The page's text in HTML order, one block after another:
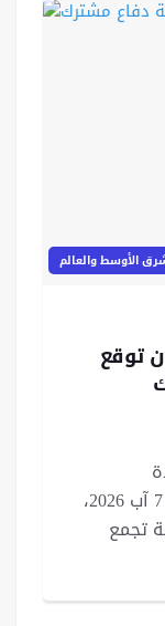
الأوسط والعالم
توقع
السعودية ستشهد اليوم الجمعة 7 آب 2026،
تجمع